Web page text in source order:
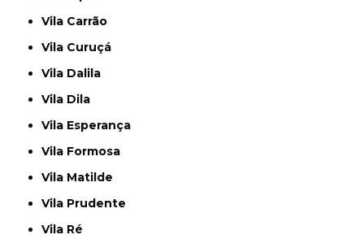
Vila Carrão
Vila Curuçá
Vila Dalila
Vila Dila
Vila Esperança
Vila Formosa
Vila Matilde
Vila Prudente
Vila Ré